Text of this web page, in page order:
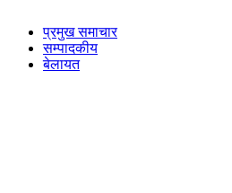
प्रमुख समाचार
सम्पादकीय
बेलायत